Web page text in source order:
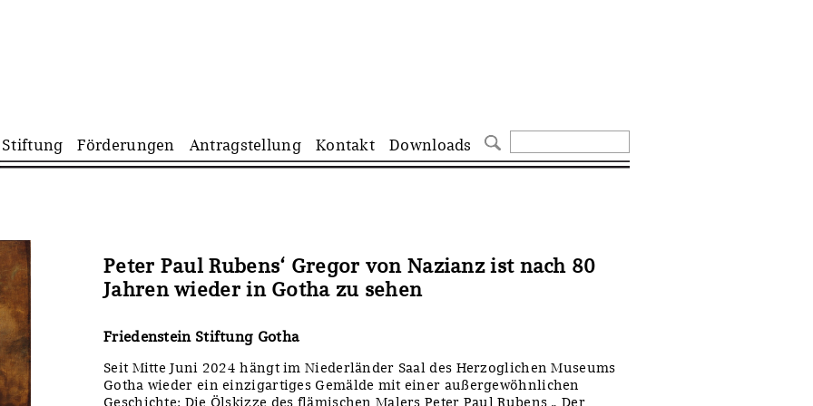
Navigation
überspringen
Stiftung Förderungen Antragstellung Kontakt Downloads
Peter Paul Rubens‘ Gregor von Nazianz ist nach 80
Jahren wieder in Gotha zu sehen
Friedenstein Stiftung Gotha
Seit Mitte Juni 2024 hängt im Niederländer Saal des Herzoglichen Museums
Gotha wieder ein einzigartiges Gemälde mit einer außergewöhnlichen
Geschichte: Die Ölskizze des flämischen Malers Peter Paul Rubens „ Der